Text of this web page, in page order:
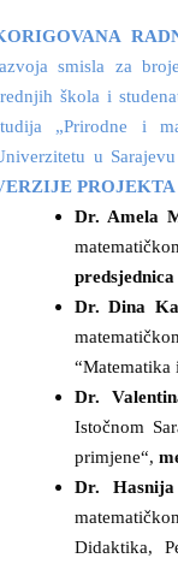
smisla za
škola i
„Prirodne i
u
Dr. Amela
Dr. Dina
“Matematika
Dr.
Istočnom
primjene“,
Dr.
Didaktika,